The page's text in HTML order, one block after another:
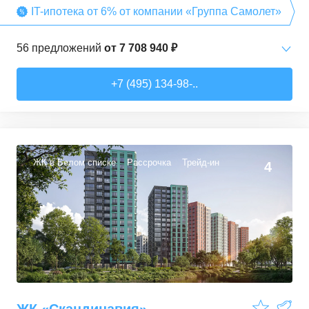
IT-ипотека от 6% от компании «Группа Самолет»
56 предложений от 7 708 940 ₽
34,71–49,54м² 22 предложения
2-комн. кв.
50,6–60,29
3-комн. кв. от16 491 230 ₽
74,3–94,8м² 22 предложения
+7 (495) 134-98-..
ЖК в Белом списке Рассрочка Трейд-ин 4